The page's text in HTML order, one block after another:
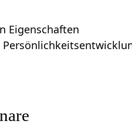
Eigenschaften